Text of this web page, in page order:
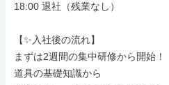
18:00 退社（残業なし）
【✨入社後の流れ】
まずは2週間の集中研修から開始！
道具の基礎知識から